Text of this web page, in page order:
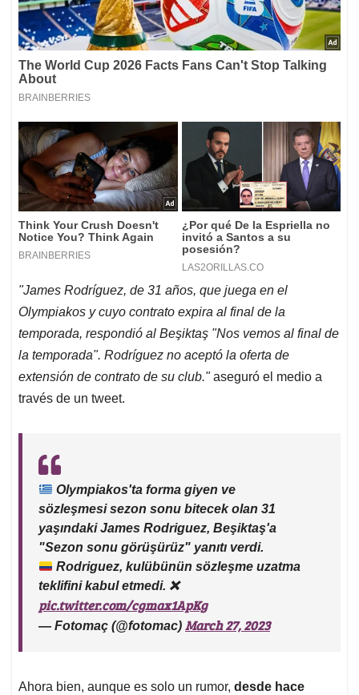
"James Rodríguez, de 31 años, que juega en el
Olympiakos y cuyo contrato expira al final de la
temporada, respondió al Beşiktaş "Nos vemos al final de
la temporada". Rodríguez no aceptó la oferta de
extensión de contrato de su club."aseguró el medio a
través de un tweet.
Olympiakos'ta forma giyen ve
sözleşmesi sezon sonu bitecek olan 31
yaşındaki James Rodriguez, Beşiktaş'a
"Sezon sonu görüşürüz" yanıtı verdi.
Rodriguez, kulübünün sözleşme uzatma
teklifini kabul etmedi. ❌
pic.twitter.com/cgmax1ApKg
— Fotomaç (@fotomac) March 27, 2023
Ahora bien, aunque es solo un rumor, desde hace